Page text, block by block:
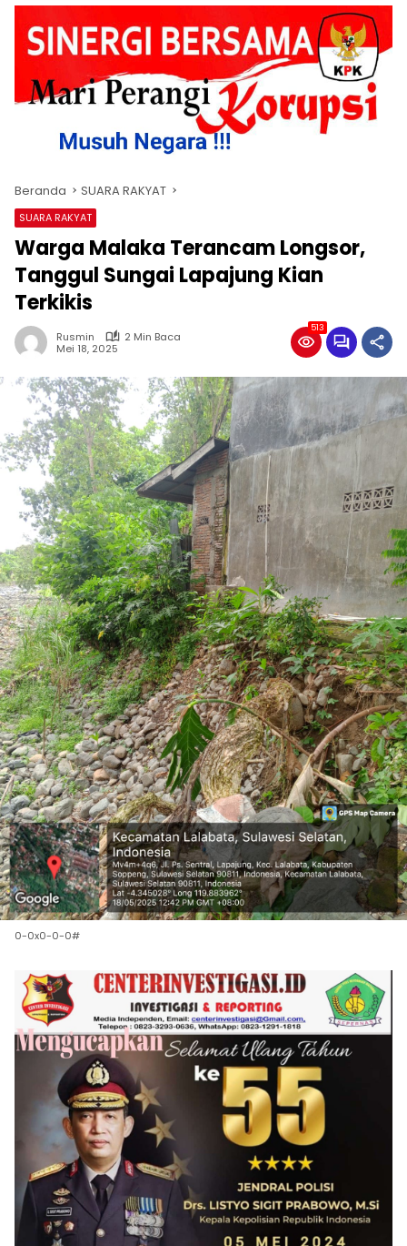
Beranda SUARA RAKYAT
SUARA RAKYAT
Warga Malaka Terancam Longsor,
Tanggul Sungai Lapajung Kian
Terkikis
Rusmin
2 Min Baca
Mei 18, 2025
513
0-0x0-0-0#